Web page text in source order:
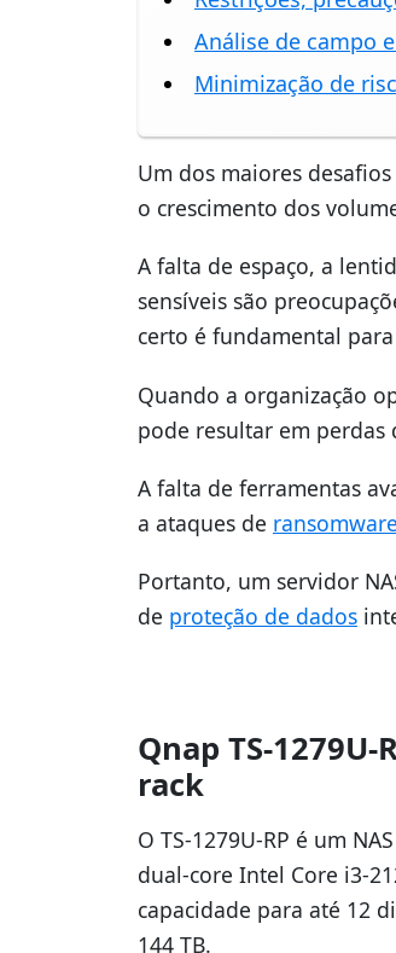
Análise de campo
Minimização de
Um dos maiores
o crescimento dos
A falta de espaço, a
sensíveis são
certo é fundamental
Quando a organização
pode resultar em perdas
A falta de ferramentas
a ataques de ransomware
Portanto, um servidor
de proteção de dados
Qnap TS-
rack
O TS-1279U-RP é um
dual-core Intel Core i3-
capacidade para até 12
144 TB.